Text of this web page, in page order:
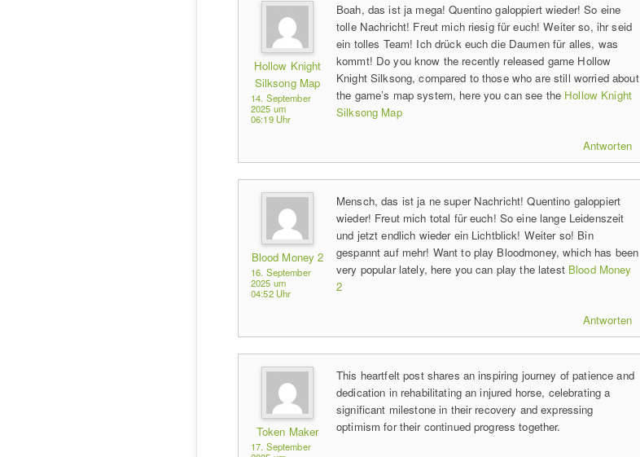
Hollow Knight
Silksong Map
14. September
2025 um
06:19 Uhr
Boah, das ist ja mega! Quentino galoppiert wieder! So eine
tolle Nachricht! Freut mich riesig für euch! Weiter so, ihr seid
ein tolles Team! Ich drück euch die Daumen für alles, was
kommt! Do you know the recently released game Hollow
Knight Silksong, compared to those who are still worried about
the game’s map system, here you can see the Hollow Knight
Silksong Map
Antworten
Blood Money 2
16. September
2025 um
04:52 Uhr
Mensch, das ist ja ne super Nachricht! Quentino galoppiert
wieder! Freut mich total für euch! So eine lange Leidenszeit
und jetzt endlich wieder ein Lichtblick! Weiter so! Bin
gespannt auf mehr! Want to play Bloodmoney, which has been
very popular lately, here you can play the latest Blood Money
2
Antworten
Token Maker
17. September
This heartfelt post shares an inspiring journey of patience and
dedication in rehabilitating an injured horse, celebrating a
significant milestone in their recovery and expressing
optimism for their continued progress together.